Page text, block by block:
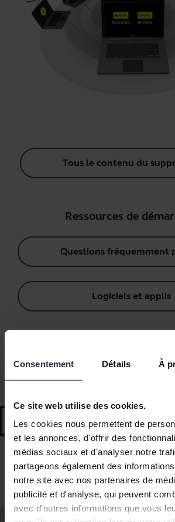
Consentement Détails À
Ce site web utilise des cookies.
Les cookies nous permettent de
et les annonces, d'offrir des
médias sociaux et d'analyser notre
partageons également des
notre site avec nos partenaires de
publicité et d'analyse, qui peuvent
avec d'autres informations que vous
Tous le contenu du
Ressources de
Questions fréquemment
Logiciels et applis
Questions
search
Jabra Xpress prend-il en charge
USB ?
Consultez le forum aux questions